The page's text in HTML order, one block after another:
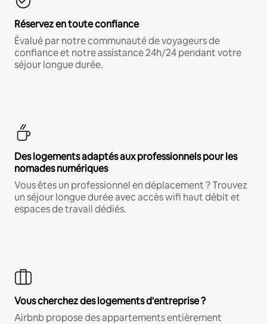
Réservez en toute confiance
Évalué par notre communauté de voyageurs de
confiance et notre assistance 24h/24 pendant votre
séjour longue durée.
Des logements adaptés aux professionnels pour les
nomades numériques
Vous êtes un professionnel en déplacement ? Trouvez
un séjour longue durée avec accès wifi haut débit et
espaces de travail dédiés.
Vous cherchez des logements d'entreprise ?
Airbnb propose des appartements entièrement